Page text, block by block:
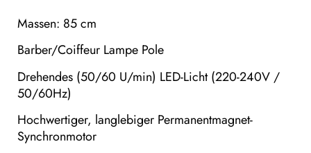
Massen: 85 cm
Barber/Coiffeur Lampe Pole
Drehendes (50/60 U/min) LED-Licht (220-240V /
50/60Hz)
Hochwertiger, langlebiger Permanentmagnet-
Synchronmotor